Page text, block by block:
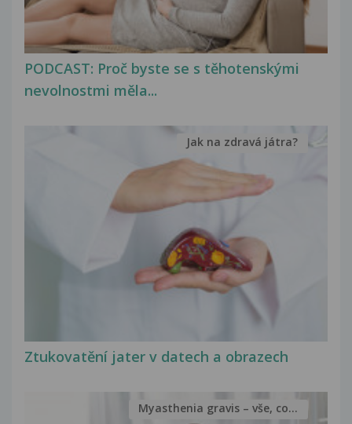
PODCAST: Proč byste se s těhotenskými
nevolnostmi měla...
Ztukovatění jater v datech a obrazech
Jak na zdravá játra?
Myasthenia gravis – vše, co...